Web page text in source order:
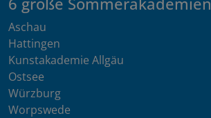
Aschau
Hattingen
Kunstakademie Allgäu
Ostsee
Würzburg
Worpswede